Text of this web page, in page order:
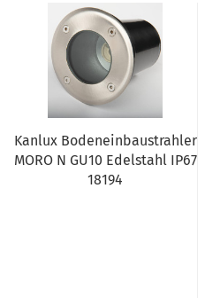
Kanlux Bodeneinbaustrahler
MORO N GU10 Edelstahl IP67
18194